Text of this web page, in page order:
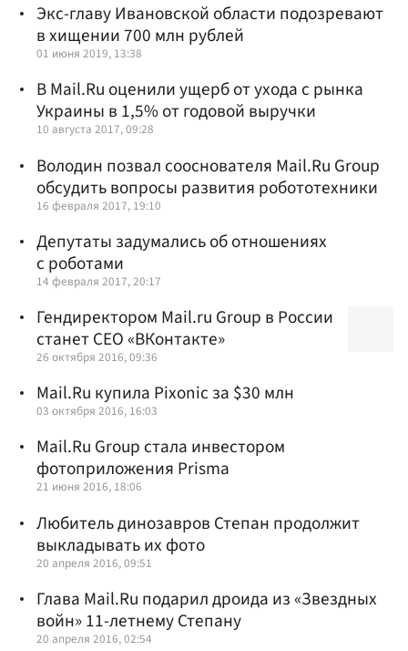
Экс-главу Ивановской области подозревают
в хищении 700 млн рублей
01 июня 2019, 13:38
В Mail.Ru оценили ущерб от ухода с рынка
Украины в 1,5% от годовой выручки
10 августа 2017, 09:28
Володин позвал сооснователя Mail.Ru Group
обсудить вопросы развития робототехники
16 февраля 2017, 19:10
Депутаты задумались об отношениях
с роботами
14 февраля 2017, 20:17
Гендиректором Mail.ru Group в России
станет CEO «ВКонтакте»
26 октября 2016, 09:36
Mail.Ru купила Pixonic за $30 млн
03 октября 2016, 16:03
Mail.Ru Group стала инвестором
фотоприложения Prisma
21 июня 2016, 18:06
Любитель динозавров Степан продолжит
выкладывать их фото
20 апреля 2016, 09:51
Глава Mail.Ru подарил дроида из «Звездных
войн» 11-летнему Степану
20 апреля 2016, 02:54